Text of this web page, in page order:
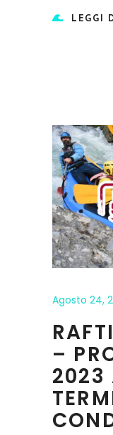
LEGGI
Agosto 24,
–
2023